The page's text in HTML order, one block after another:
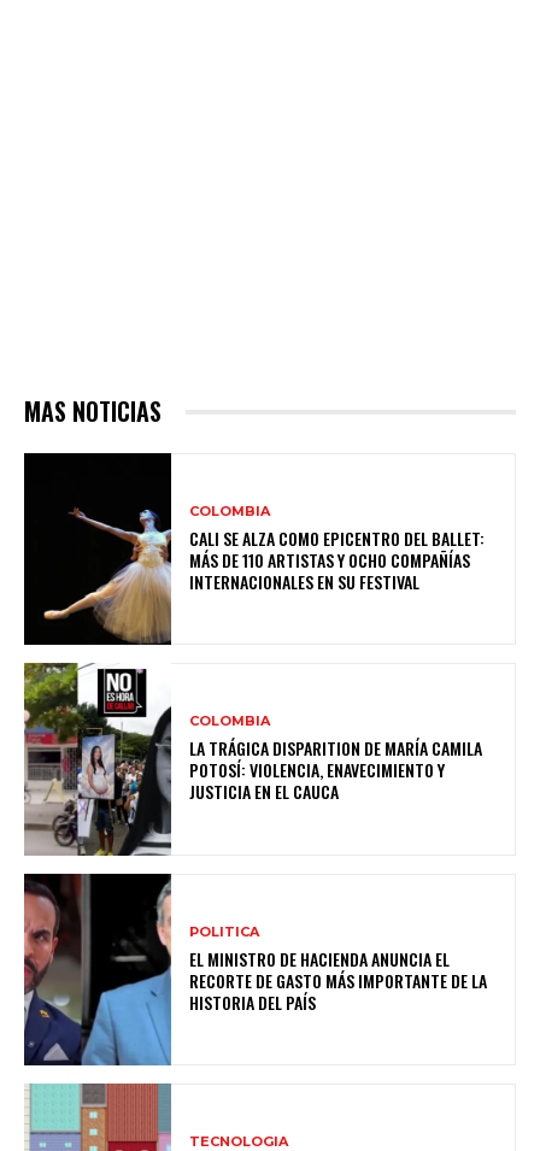
MAS NOTICIAS
COLOMBIA
CALI SE ALZA COMO EPICENTRO DEL BALLET:
MÁS DE 110 ARTISTAS Y OCHO COMPAÑÍAS
INTERNACIONALES EN SU FESTIVAL
COLOMBIA
LA TRÁGICA DISPARITION DE MARÍA CAMILA
POTOSÍ: VIOLENCIA, ENAVECIMIENTO Y
JUSTICIA EN EL CAUCA
POLITICA
EL MINISTRO DE HACIENDA ANUNCIA EL
RECORTE DE GASTO MÁS IMPORTANTE DE LA
HISTORIA DEL PAÍS
TECNOLOGIA